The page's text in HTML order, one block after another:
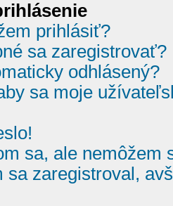
prihlásiť?
sa zaregistrovať?
odhlásený?
sa moje
sa, ale nemôžem
sa zaregistroval,